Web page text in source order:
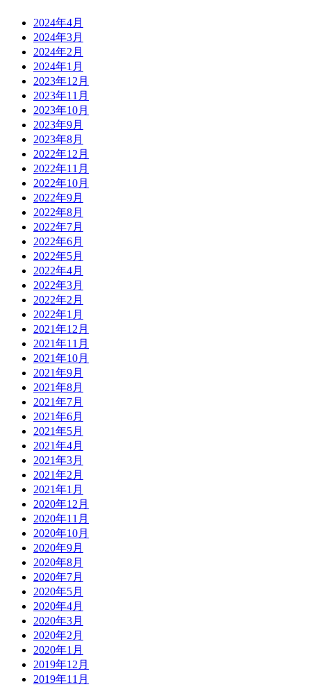
2024年4月
2024年3月
2024年2月
2024年1月
2023年12月
2023年11月
2023年10月
2023年9月
2023年8月
2022年12月
2022年11月
2022年10月
2022年9月
2022年8月
2022年7月
2022年6月
2022年5月
2022年4月
2022年3月
2022年2月
2022年1月
2021年12月
2021年11月
2021年10月
2021年9月
2021年8月
2021年7月
2021年6月
2021年5月
2021年4月
2021年3月
2021年2月
2021年1月
2020年12月
2020年11月
2020年10月
2020年9月
2020年8月
2020年7月
2020年5月
2020年4月
2020年3月
2020年2月
2020年1月
2019年12月
2019年11月